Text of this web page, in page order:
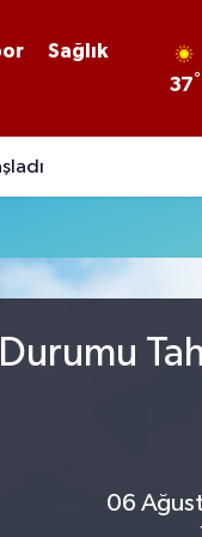
Sağlık
37°
06